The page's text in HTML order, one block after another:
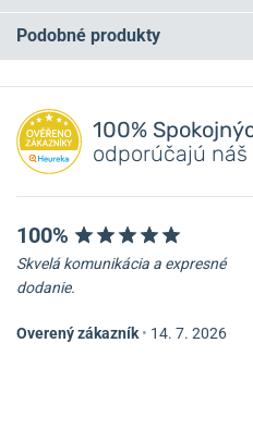
Máte otázku?
Podobné produkty
Nôž Victorinox Waiter
100%
odporúčajú náš
100%
Skvelá komunikácia a expresné
dodanie.
Overený zákazník • 14. 7. 2026